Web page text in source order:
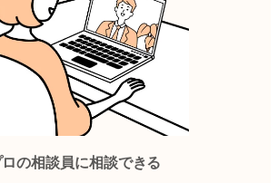
の相談員に相談できる